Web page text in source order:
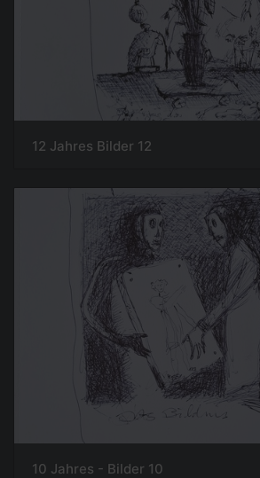
12 Jahres Bilder 12
10 Jahres - Bilder 10